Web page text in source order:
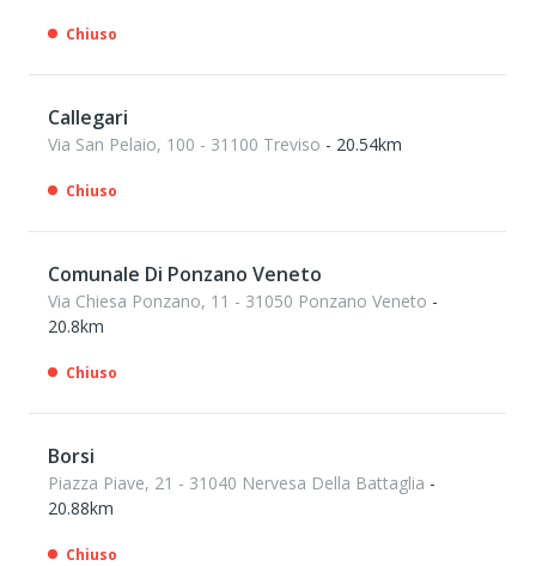
Chiuso
Callegari
Via San Pelaio, 100 - 31100 Treviso - 20.54km
Chiuso
Comunale Di Ponzano Veneto
Via Chiesa Ponzano, 11 - 31050 Ponzano Veneto -
20.8km
Chiuso
Borsi
Piazza Piave, 21 - 31040 Nervesa Della Battaglia -
20.88km
Chiuso